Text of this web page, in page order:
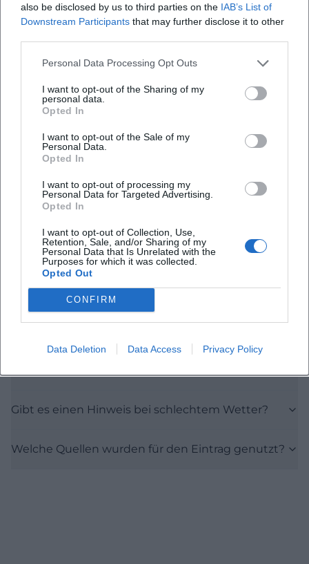
also be disclosed by us to third parties on the IAB’s List of
Downstream Participants that may further disclose it to other
Personal Data Processing Opt Outs
I want to opt-out of the Sharing of my
personal data.
Opted In
I want to opt-out of the Sale of my
Personal Data.
Opted In
I want to opt-out of processing my
Personal Data for Targeted Advertising.
Opted In
I want to opt-out of Collection, Use,
Retention, Sale, and/or Sharing of my
Personal Data that Is Unrelated with the
Purposes for which it was collected.
Opted Out
CONFIRM
Data Deletion Data Access Privacy Policy
Map unavailable
Open in Google Maps
Häufig gestellte Fragen
Ist der Eintritt zur Veranstaltung kostenlos?
Wo findet die Veranstaltung statt?
Gibt es einen Hinweis bei schlechtem Wetter?
Welche Quellen wurden für den Eintrag genutzt?